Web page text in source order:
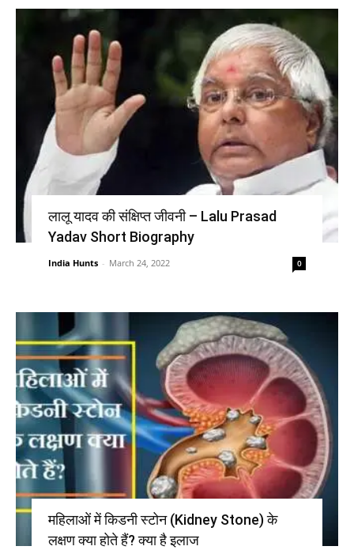
लालू यादव की संक्षिप्त जीवनी – Lalu Prasad
Yadav Short Biography
India Hunts - March 24, 2022 0
महिलाओं में किडनी स्टोन (Kidney Stone) के
लक्षण क्या होते हैं? क्या है इलाज